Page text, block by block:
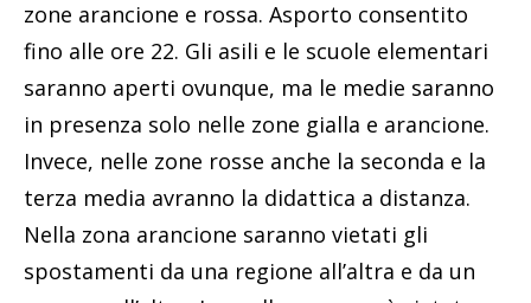
zone arancione e rossa. Asporto consentito
fino alle ore 22. Gli asili e le scuole elementari
saranno aperti ovunque, ma le medie saranno
in presenza solo nelle zone gialla e arancione.
Invece, nelle zone rosse anche la seconda e la
terza media avranno la didattica a distanza.
Nella zona arancione saranno vietati gli
spostamenti da una regione all’altra e da un